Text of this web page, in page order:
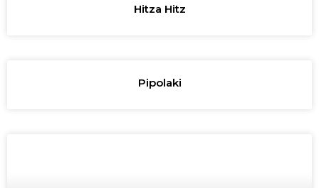
Hitza Hitz
Pipolaki